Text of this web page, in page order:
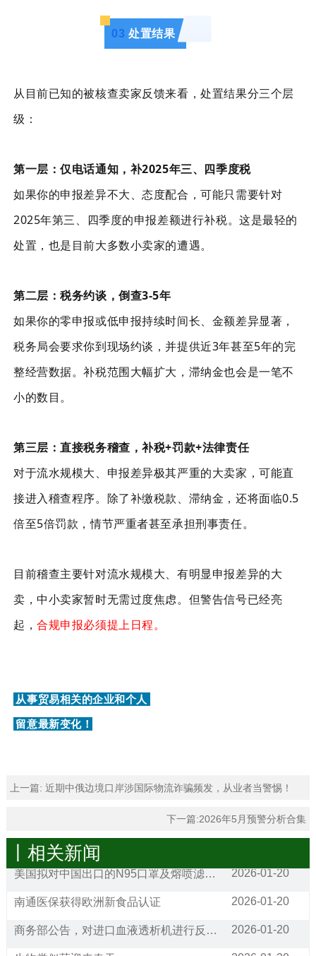
03 处置结果
从目前已知的被核查卖家反馈来看，处置结果分三个层
级：
第一层：仅电话通知，补2025年三、四季度税
如果你的申报差异不大、态度配合，可能只需要针对
2025年第三、四季度的申报差额进行补税。这是最轻的
处置，也是目前大多数小卖家的遭遇。
第二层：税务约谈，倒查3-5年
如果你的零申报或低申报持续时间长、金额差异显著，
税务局会要求你到现场约谈，并提供近3年甚至5年的完
整经营数据。补税范围大幅扩大，滞纳金也会是一笔不
小的数目。
第三层：直接税务稽查，补税+罚款+法律责任
对于流水规模大、申报差异极其严重的大卖家，可能直
接进入稽查程序。除了补缴税款、滞纳金，还将面临0.5
倍至5倍罚款，情节严重者甚至承担刑事责任。
目前稽查主要针对流水规模大、有明显申报差异的大
卖，中小卖家暂时无需过度焦虑。但警告信号已经亮
起，合规申报必须提上日程。
从事贸易相关的企业和个人
留意最新变化！
上一篇: 近期中俄边境口岸涉国际物流诈骗频发，从业者当警惕！
下一篇:2026年5月预警分析合集
丨相关新闻
美国拟对中国出口的N95口罩及熔喷滤料发起双反调查 2026-01-20
南通医保获得欧洲新食品认证 2026-01-20
2026-01-20
生物类似药迎来春天 2026-01-20